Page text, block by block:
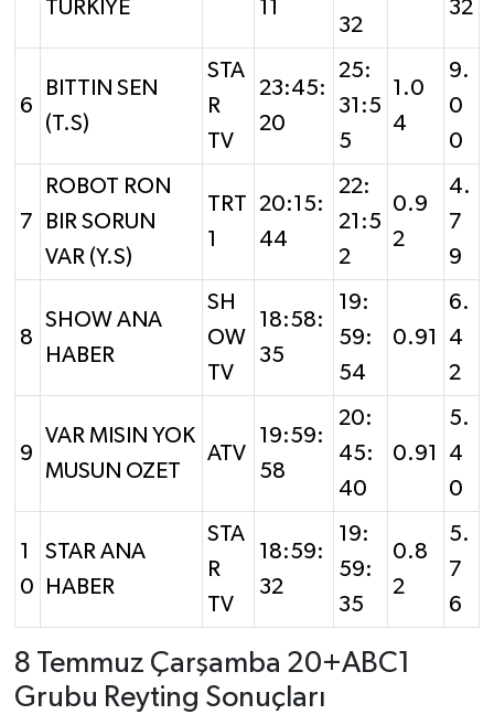
TURKIYE
11
32
32
6
BITTIN SEN
(T.S)
STA
R
TV
23:45:
20
25:
31:5
5
1.0
4
9.
0
0
7
ROBOT RON
BIR SORUN
VAR (Y.S)
TRT
1
20:15:
44
22:
21:5
2
0.9
2
4.
7
9
8
SHOW ANA
HABER
SH
OW
TV
18:58:
35
19:
59:
54
0.91
6.
4
2
9
VAR MISIN YOK
MUSUN OZET
ATV
19:59:
58
20:
45:
40
0.91
5.
4
0
1
0
STAR ANA
HABER
STA
R
TV
18:59:
32
19:
59:
35
0.8
2
5.
7
6
8 Temmuz Çarşamba 20+ABC1
Grubu Reyting Sonuçları